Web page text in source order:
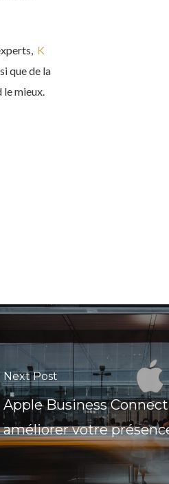
K
que de la
le mieux.
Next Post
Apple Business
améliorer votre